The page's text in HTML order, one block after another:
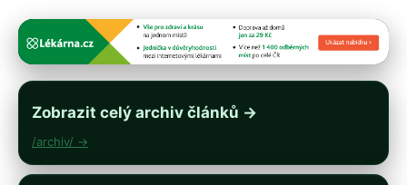
Zobrazit celý archiv článků →
/archiv/ →